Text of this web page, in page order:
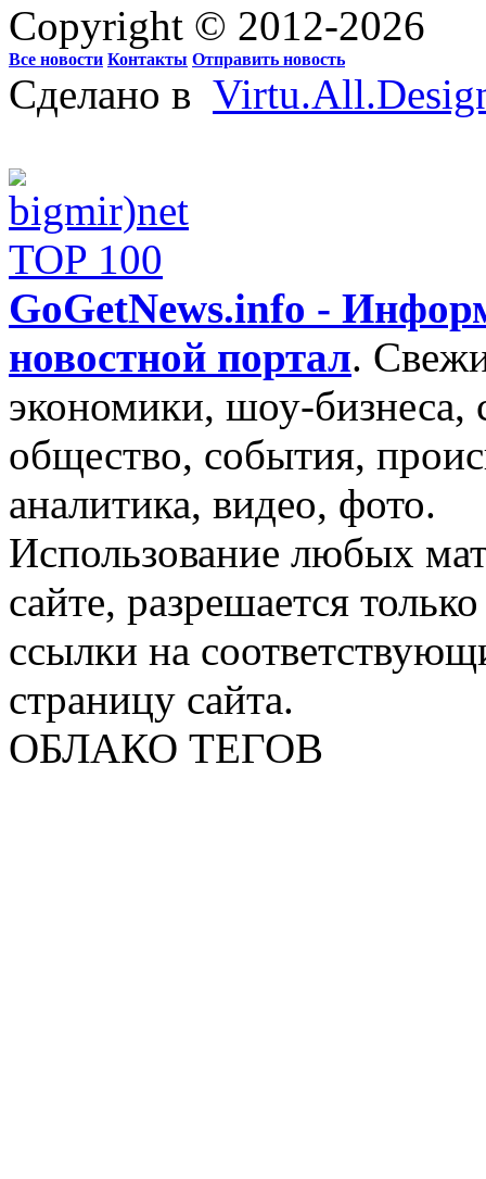
Copyright © 2012-2026
Все новости Контакты Отправить новость
Сделано в
GoGetNews.info -
новостной портал.
экономики, шоу-бизнеса,
общество, события,
аналитика, видео, фото.
Использование любых
сайте, разрешается
ссылки на
страницу сайта.
ОБЛАКО ТЕГОВ